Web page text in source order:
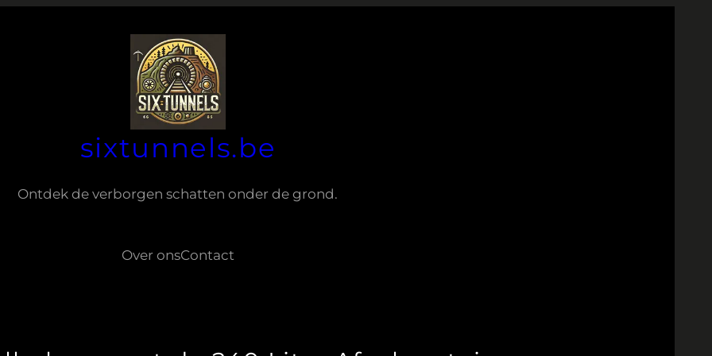
sixtunnels.be
Ontdek de verborgen schatten onder de grond.
Over onsContact